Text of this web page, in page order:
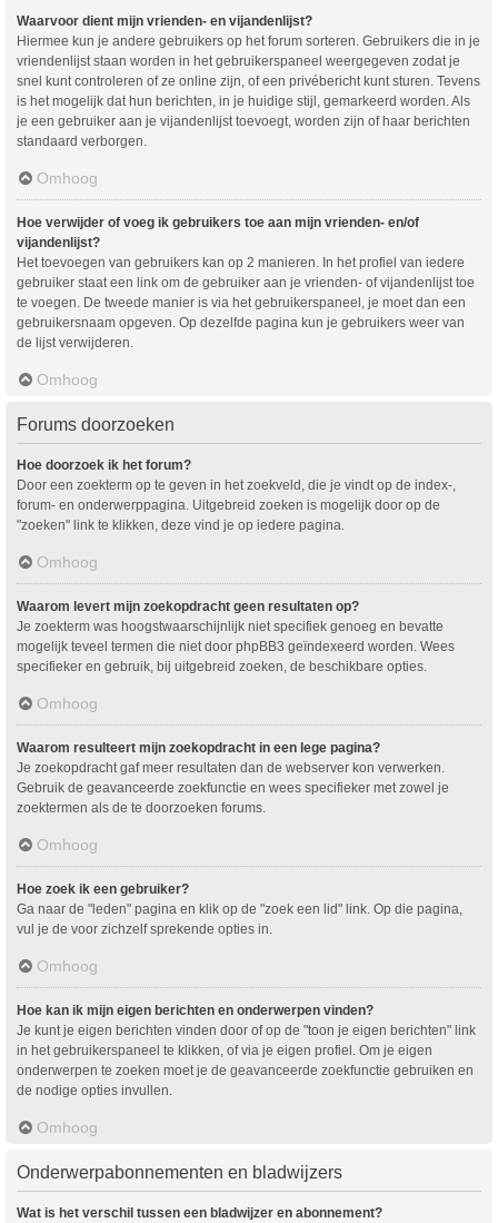
Waarvoor dient mijn vrienden- en vijandenlijst?
Hiermee kun je andere gebruikers op het forum sorteren. Gebruikers die in je
vriendenlijst staan worden in het gebruikerspaneel weergegeven zodat je
snel kunt controleren of ze online zijn, of een privébericht kunt sturen. Tevens
is het mogelijk dat hun berichten, in je huidige stijl, gemarkeerd worden. Als
je een gebruiker aan je vijandenlijst toevoegt, worden zijn of haar berichten
standaard verborgen.
Omhoog
Hoe verwijder of voeg ik gebruikers toe aan mijn vrienden- en/of
vijandenlijst?
Het toevoegen van gebruikers kan op 2 manieren. In het profiel van iedere
gebruiker staat een link om de gebruiker aan je vrienden- of vijandenlijst toe
te voegen. De tweede manier is via het gebruikerspaneel, je moet dan een
gebruikersnaam opgeven. Op dezelfde pagina kun je gebruikers weer van
de lijst verwijderen.
Omhoog
Forums doorzoeken
Hoe doorzoek ik het forum?
Door een zoekterm op te geven in het zoekveld, die je vindt op de index-,
forum- en onderwerppagina. Uitgebreid zoeken is mogelijk door op de
"zoeken" link te klikken, deze vind je op iedere pagina.
Omhoog
Waarom levert mijn zoekopdracht geen resultaten op?
Je zoekterm was hoogstwaarschijnlijk niet specifiek genoeg en bevatte
mogelijk teveel termen die niet door phpBB3 geïndexeerd worden. Wees
specifieker en gebruik, bij uitgebreid zoeken, de beschikbare opties.
Omhoog
Waarom resulteert mijn zoekopdracht in een lege pagina?
Je zoekopdracht gaf meer resultaten dan de webserver kon verwerken.
Gebruik de geavanceerde zoekfunctie en wees specifieker met zowel je
zoektermen als de te doorzoeken forums.
Omhoog
Hoe zoek ik een gebruiker?
Ga naar de "leden" pagina en klik op de "zoek een lid" link. Op die pagina,
vul je de voor zichzelf sprekende opties in.
Omhoog
Hoe kan ik mijn eigen berichten en onderwerpen vinden?
Je kunt je eigen berichten vinden door of op de "toon je eigen berichten" link
in het gebruikerspaneel te klikken, of via je eigen profiel. Om je eigen
onderwerpen te zoeken moet je de geavanceerde zoekfunctie gebruiken en
de nodige opties invullen.
Omhoog
Onderwerpabonnementen en bladwijzers
Wat is het verschil tussen een bladwijzer en abonnement?